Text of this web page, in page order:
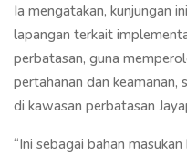
Ia mengatakan, kunjungan
lapangan terkait
perbatasan, guna
pertahanan dan keamanan,
di kawasan perbatasan
“Ini sebagai bahan